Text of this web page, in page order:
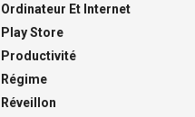
Ordinateur Et Internet
Play Store
Productivité
Régime
Réveillon